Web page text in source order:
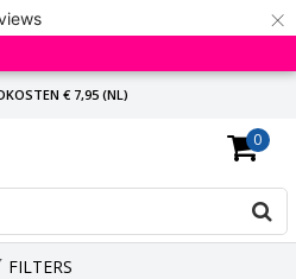
×
€ 7,95 (NL)
VANAF € 65,-
ANTWOORD
0
FILTERS